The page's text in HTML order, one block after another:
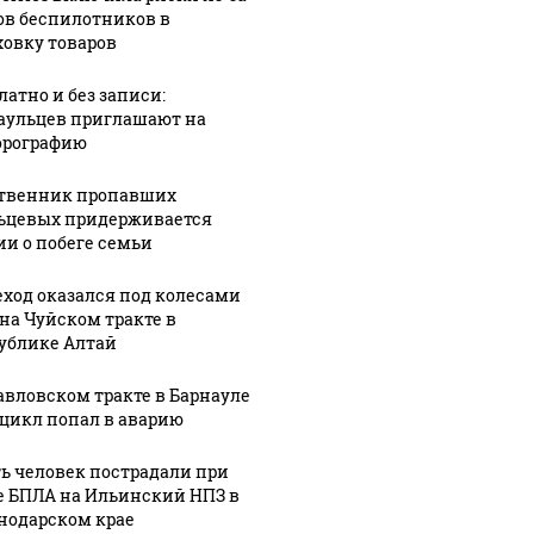
беспилотников в
товаров
и без записи:
приглашают на
пропавших
придерживается
о побеге семьи
оказался под колесами
Чуйском тракте в
Алтай
тракте в Барнауле
попал в аварию
человек пострадали при
БПЛА на Ильинский НПЗ в
крае